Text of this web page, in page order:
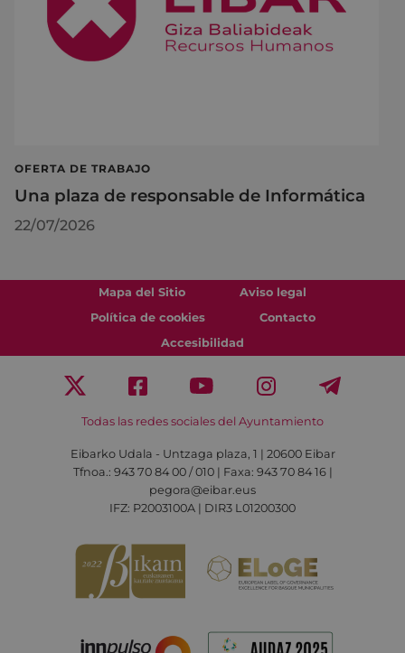
OFERTA DE TRABAJO
Una plaza de responsable de Informática
22/07/2026
Mapa del Sitio
Aviso legal
Política de cookies
Contacto
Accesibilidad
Todas las redes sociales del Ayuntamiento
Eibarko Udala - Untzaga plaza, 1 | 20600 Eibar
Tfnoa.: 943 70 84 00 / 010 | Faxa: 943 70 84 16 |
pegora@eibar.eus
IFZ: P2003100A | DIR3 L01200300